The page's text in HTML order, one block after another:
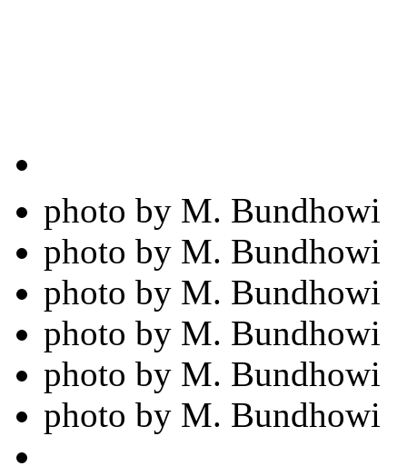
photo by M. Bundhowi
photo by M. Bundhowi
photo by M. Bundhowi
photo by M. Bundhowi
photo by M. Bundhowi
photo by M. Bundhowi